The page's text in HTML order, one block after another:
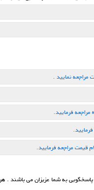
نمایید .
فرمایید.
قیمت مراجعه فرمایید.